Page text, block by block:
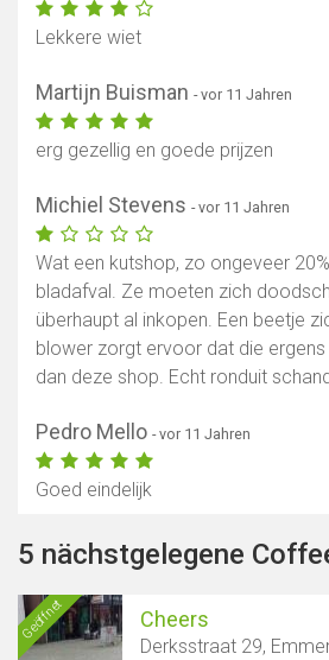
Lekkere wiet
Martijn Buisman - vor 11 Jahren
erg gezellig en goede prijzen
Michiel Stevens - vor 11 Jahren
Wat een kutshop, zo ongeveer
bladafval. Ze moeten zich
überhaupt al inkopen. Een beetje
blower zorgt ervoor dat die
dan deze shop. Echt ronduit
Pedro Mello - vor 11 Jahren
Goed eindelijk
5 nächstgelegene
Geöffnet Cheers
Derksstraat 29,